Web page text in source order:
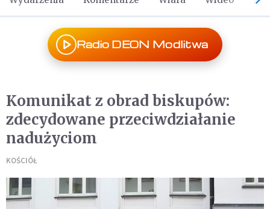
Radio DEON Modlitwa
Komunikat z obrad biskupów:
zdecydowane przeciwdziałanie
nadużyciom
KOŚCIÓŁ